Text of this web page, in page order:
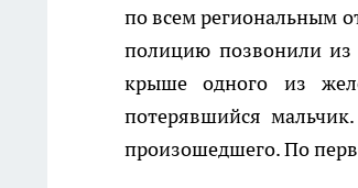
по всем региональным
полицию позвонили из
крыше одного из
потерявшийся
произошедшего. По